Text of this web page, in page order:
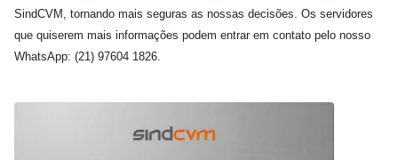
SindCVM, tornando mais seguras as nossas decisões. Os servidores
que quiserem mais informações podem entrar em contato pelo nosso
WhatsApp: (21) 97604 1826.